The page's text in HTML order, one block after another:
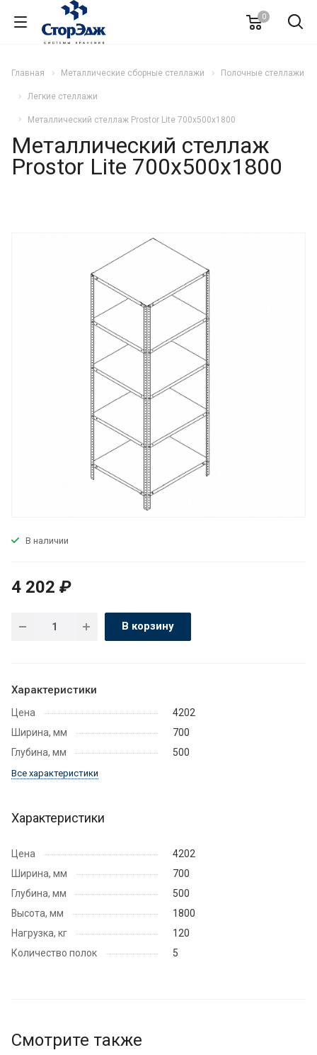
0
Главная Металлические сборные стеллажи Полочные стеллажи
Легкие стеллажи
Металлический стеллаж Prostor Lite 700x500x1800
Металлический стеллаж
Prostor Lite 700x500x1800
В наличии
4 202 ₽
В корзину
Характеристики
Цена
4202
Ширина, мм
700
Глубина, мм
500
Все характеристики
Характеристики
Цена
4202
Ширина, мм
700
Глубина, мм
500
Высота, мм
1800
Нагрузка, кг
120
Количество полок
5
Смотрите также